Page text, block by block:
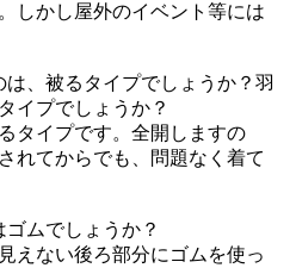
しかし屋外のイベント等には
、被るタイプでしょうか？羽
イプでしょうか？
タイプです。全開しますの
れてからでも、問題なく着て
ムでしょうか？
えない後ろ部分にゴムを使っ